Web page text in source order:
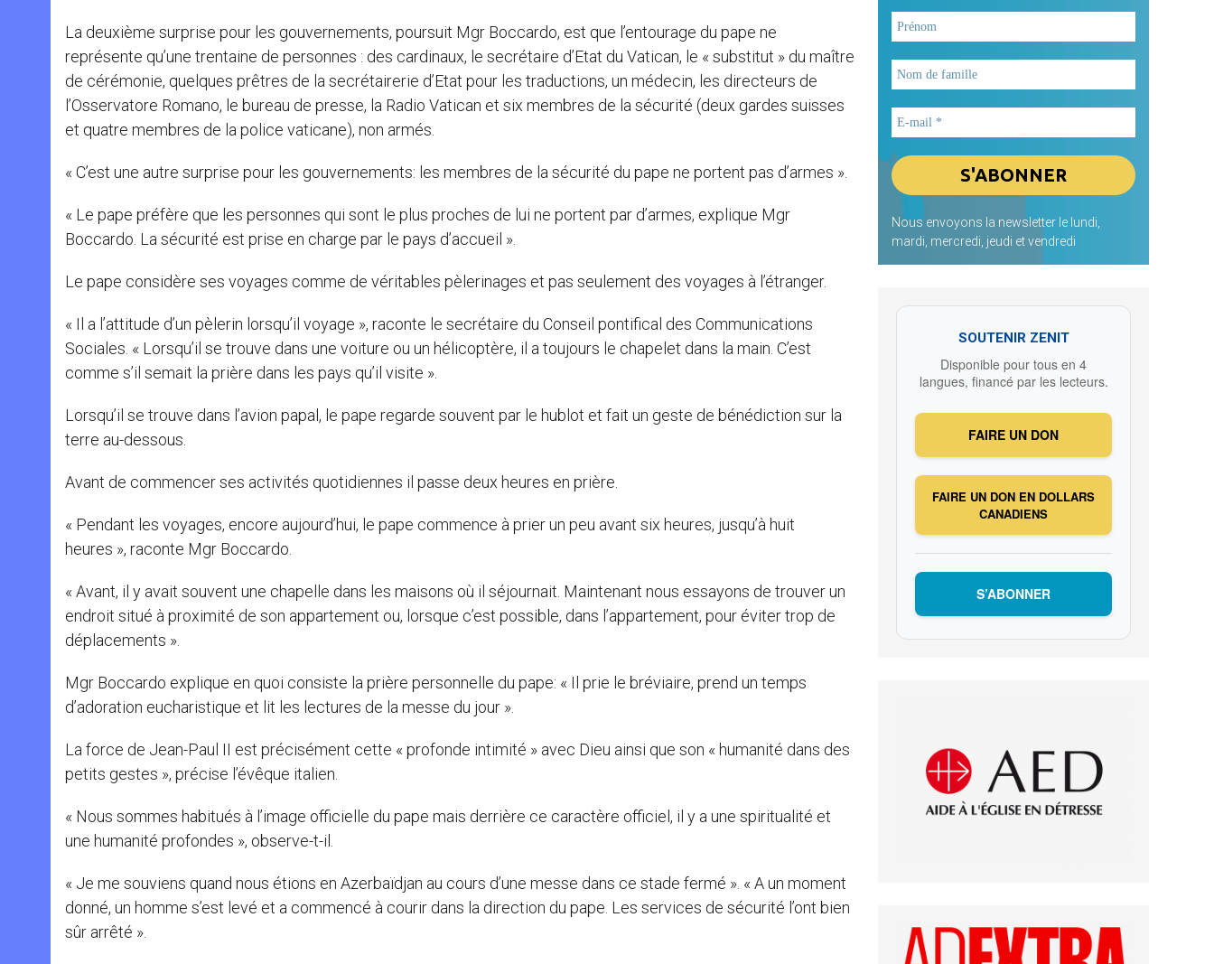
La deuxième surprise pour les gouvernements, poursuit Mgr Boccardo, est que l’entourage du pape ne
représente qu’une trentaine de personnes : des cardinaux, le secrétaire d’Etat du Vatican, le « substitut » du maître
de cérémonie, quelques prêtres de la secrétairerie d’Etat pour les traductions, un médecin, les directeurs de
l’Osservatore Romano, le bureau de presse, la Radio Vatican et six membres de la sécurité (deux gardes suisses
et quatre membres de la police vaticane), non armés.
« C’est une autre surprise pour les gouvernements: les membres de la sécurité du pape ne portent pas d’armes ».
« Le pape préfère que les personnes qui sont le plus proches de lui ne portent par d’armes, explique Mgr
Boccardo. La sécurité est prise en charge par le pays d’accueil ».
Le pape considère ses voyages comme de véritables pèlerinages et pas seulement des voyages à l’étranger.
« Il a l’attitude d’un pèlerin lorsqu’il voyage », raconte le secrétaire du Conseil pontifical des Communications
Sociales. « Lorsqu’il se trouve dans une voiture ou un hélicoptère, il a toujours le chapelet dans la main. C’est
comme s’il semait la prière dans les pays qu’il visite ».
Lorsqu’il se trouve dans l’avion papal, le pape regarde souvent par le hublot et fait un geste de bénédiction sur la
terre au-dessous.
Avant de commencer ses activités quotidiennes il passe deux heures en prière.
« Pendant les voyages, encore aujourd’hui, le pape commence à prier un peu avant six heures, jusqu’à huit
heures », raconte Mgr Boccardo.
« Avant, il y avait souvent une chapelle dans les maisons où il séjournait. Maintenant nous essayons de trouver un
endroit situé à proximité de son appartement ou, lorsque c’est possible, dans l’appartement, pour éviter trop de
déplacements ».
Mgr Boccardo explique en quoi consiste la prière personnelle du pape: « Il prie le bréviaire, prend un temps
d’adoration eucharistique et lit les lectures de la messe du jour ».
La force de Jean-Paul II est précisément cette « profonde intimité » avec Dieu ainsi que son « humanité dans des
petits gestes », précise l’évêque italien.
« Nous sommes habitués à l’image officielle du pape mais derrière ce caractère officiel, il y a une spiritualité et
une humanité profondes », observe-t-il.
« Je me souviens quand nous étions en Azerbaïdjan au cours d’une messe dans ce stade fermé ». « A un moment
donné, un homme s’est levé et a commencé à courir dans la direction du pape. Les services de sécurité l’ont bien
sûr arrêté ».
Nous envoyons la newsletter le lundi,
mardi, mercredi, jeudi et vendredi
SOUTENIR ZENIT
Disponible pour tous en 4
langues, financé par les lecteurs.
FAIRE UN DON
FAIRE UN DON EN DOLLARS
CANADIENS
S’ABONNER